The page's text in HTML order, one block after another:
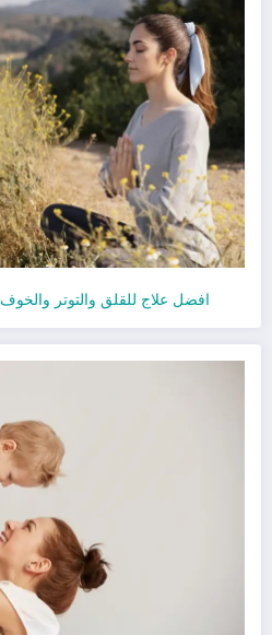
افضل علاج للقلق والتوتر والخوف